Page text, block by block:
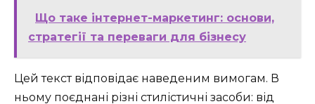
Що таке інтернет-маркетинг: основи,
стратегії та переваги для бізнесу
Цей текст відповідає наведеним вимогам. В
ньому поєднані різні стилістичні засоби: від